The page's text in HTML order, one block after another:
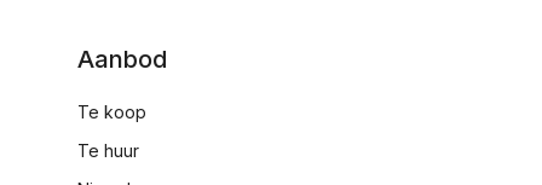
Aanbod
Te koop
Te huur